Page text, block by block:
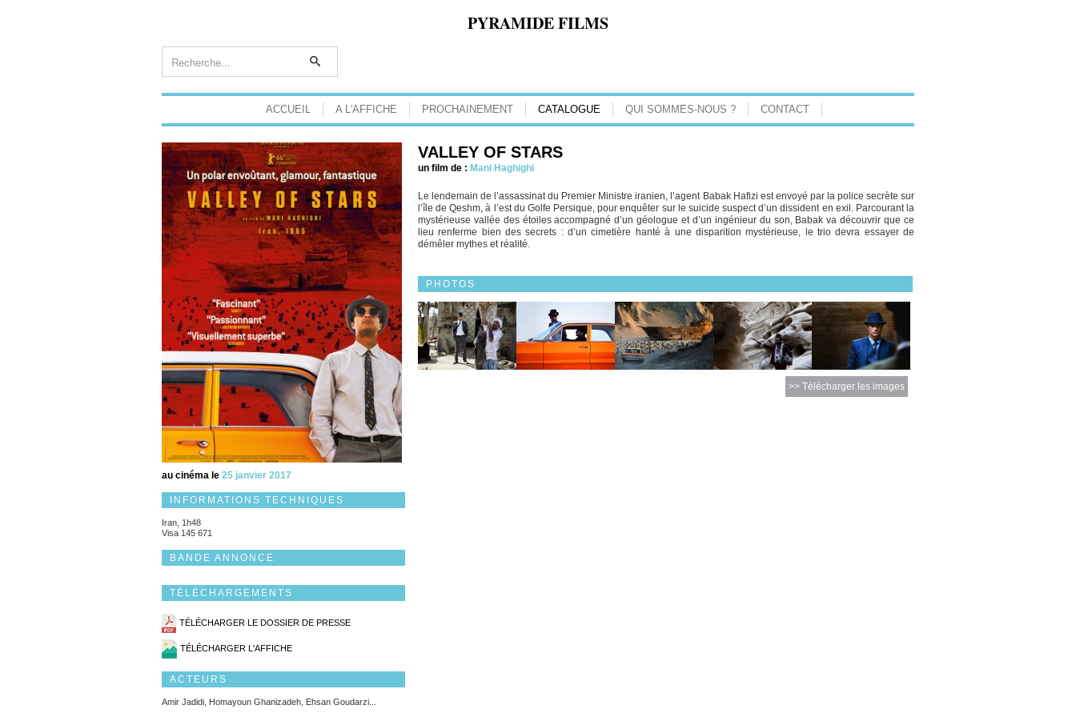
PYRAMIDE FILMS
ACCUEIL A L'AFFICHE PROCHAINEMENT CATALOGUE QUI SOMMES-NOUS ? CONTACT
au cinéma le 25 janvier 2017
INFORMATIONS TECHNIQUES
Iran, 1h48
Visa 145 671
BANDE ANNONCE
TÉLÉCHARGEMENTS
TÉLÉCHARGER LE DOSSIER DE PRESSE
TÉLÉCHARGER L'AFFICHE
ACTEURS
Amir Jadidi, Homayoun Ghanizadeh, Ehsan Goudarzi...
VALLEY OF STARS
un film de : Mani Haghighi
Le lendemain de l’assassinat du Premier Ministre iranien, l’agent Babak Hafizi est envoyé par la police secrète sur
l’île de Qeshm, à l’est du Golfe Persique, pour enquêter sur le suicide suspect d’un dissident en exil. Parcourant la
mystérieuse vallée des étoiles accompagné d’un géologue et d’un ingénieur du son, Babak va découvrir que ce
lieu renferme bien des secrets : d’un cimetière hanté à une disparition mystérieuse, le trio devra essayer de
démêler mythes et réalité.
PHOTOS
>> Télécharger les images